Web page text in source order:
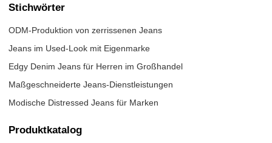
Stichwörter
ODM-Produktion von zerrissenen Jeans
Jeans im Used-Look mit Eigenmarke
Edgy Denim Jeans für Herren im Großhandel
Maßgeschneiderte Jeans-Dienstleistungen
Modische Distressed Jeans für Marken
Produktkatalog